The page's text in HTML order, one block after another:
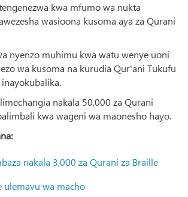
kwa mfumo wa nukta
wasioona kusoma aya za Qurani
nyenzo muhimu kwa watu wenye uoni
wa kusoma na kurudia Qur'ani Tukufu
nakala 50,000 za Qurani
kwa wageni wa maonesho hayo.
nakala 3,000 za Qurani za Braille
ulemavu wa macho